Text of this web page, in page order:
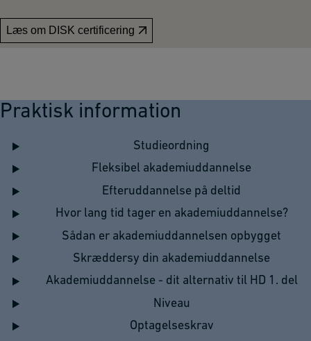
Læs om DISK certificering
Praktisk information
Studieordning
Fleksibel akademiuddannelse
Efteruddannelse på deltid
Hvor lang tid tager en akademiuddannelse?
Sådan er akademiuddannelsen opbygget
Skræddersy din akademiuddannelse
Akademiuddannelse - dit alternativ til HD 1. del
Niveau
Optagelseskrav